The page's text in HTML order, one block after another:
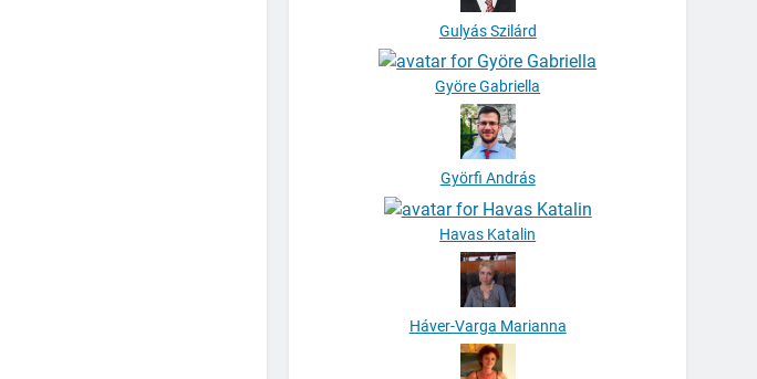
Gulyás Szilárd
Györe Gabriella
Györfi András
Havas Katalin
Háver-Varga Marianna